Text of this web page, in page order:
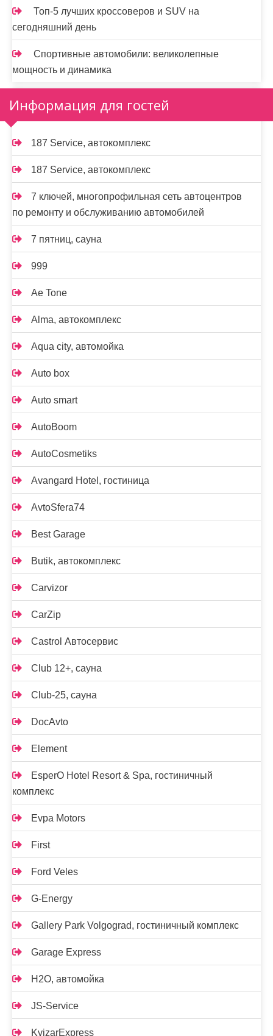
Топ-5 лучших кроссоверов и SUV на
сегодняшний день
Спортивные автомобили: великолепные
мощность и динамика
Информация для гостей
187 Service, автокомплекс
187 Service, автокомплекс
7 ключей, многопрофильная сеть автоцентров
по ремонту и обслуживанию автомобилей
7 пятниц, сауна
999
Ae Tone
Alma, автокомплекс
Aqua city, автомойка
Auto box
Auto smart
AutoBoom
AutoCosmetiks
Avangard Hotel, гостиница
AvtoSfera74
Best Garage
Butik, автокомплекс
Carvizor
CarZip
Castrol Автосервис
Club 12+, сауна
Club-25, сауна
DocAvto
Element
EsperO Hotel Resort & Spa, гостиничный
комплекс
Evpa Motors
First
Ford Veles
G-Energy
Gallery Park Volgograd, гостиничный комплекс
Garage Express
H2O, автомойка
JS-Service
KvizarExpress